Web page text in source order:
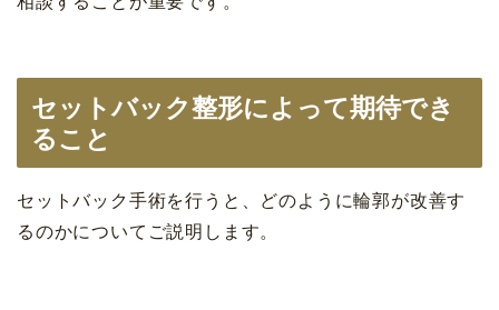
セットバック整形によって期待でき
ること
セットバック手術を行うと、どのように輪郭が改善す
るのかについてご説明します。